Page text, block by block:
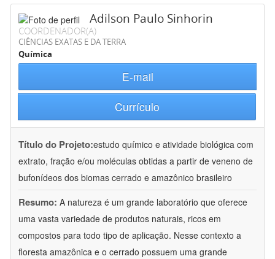
Adilson Paulo Sinhorin
COORDENADOR(A)
CIÊNCIAS EXATAS E DA TERRA
Química
E-mail
Currículo
Título do Projeto:estudo químico e atividade biológica com
extrato, fração e/ou moléculas obtidas a partir de veneno de
bufonídeos dos biomas cerrado e amazônico brasileiro
Resumo: A natureza é um grande laboratório que oferece
uma vasta variedade de produtos naturais, ricos em
compostos para todo tipo de aplicação. Nesse contexto a
floresta amazônica e o cerrado possuem uma grande